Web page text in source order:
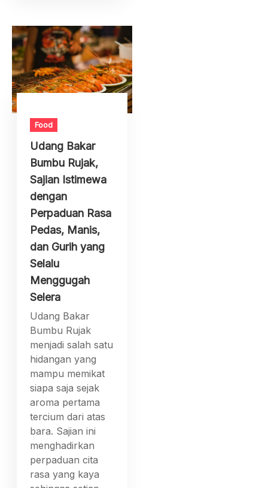
Food
Udang Bakar
Bumbu Rujak,
Sajian Istimewa
dengan
Perpaduan Rasa
Pedas, Manis,
dan Gurih yang
Selalu
Menggugah
Selera
Udang Bakar
Bumbu Rujak
menjadi salah satu
hidangan yang
mampu memikat
siapa saja sejak
aroma pertama
tercium dari atas
bara. Sajian ini
menghadirkan
perpaduan cita
rasa yang kaya